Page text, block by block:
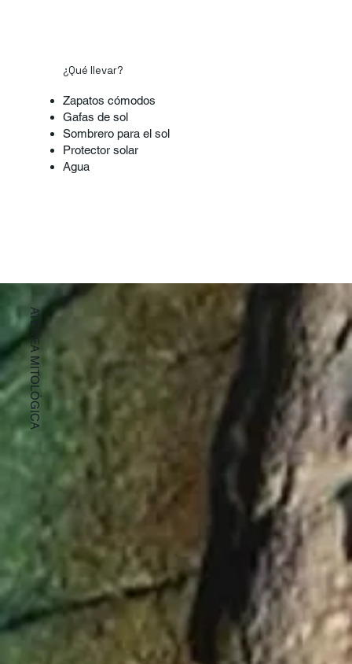
¿Qué llevar?
Zapatos cómodos
Gafas de sol
Sombrero para el sol
Protector solar
Agua
ATENEA MITOLÓGICA